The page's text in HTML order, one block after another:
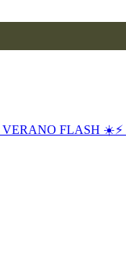
VERANO FLASH ☀️⚡️